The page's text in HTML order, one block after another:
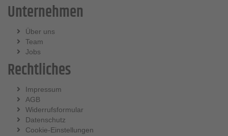
Unternehmen
Über uns
Team
Jobs
Rechtliches
Impressum
AGB
Widerrufsformular
Datenschutz
Cookie-Einstellungen